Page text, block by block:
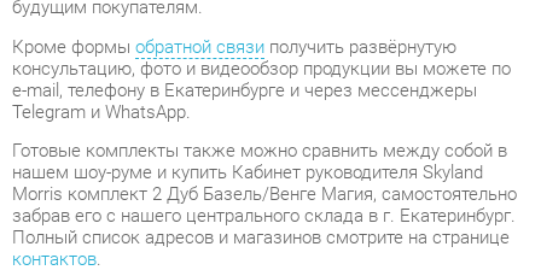
нашем шоу-руме и купить Кабинет руководителя Skyland
Morris комплект 2 Дуб Базель/Венге Магия, самостоятельно
забрав его с нашего центрального склада в г. Екатеринбург.
Полный список адресов и магазинов смотрите на странице
Материал
Лдсп
Цвет
Дуб базель/венге магия